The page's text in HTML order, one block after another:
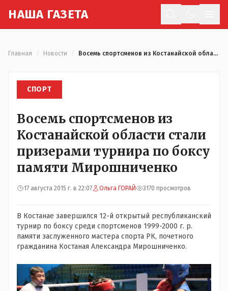
НАША ГАЗЕТА
Главная Новости Восемь спортсменов из Костанайской области стали призерами турнира по боксу памяти Мирошниченко
СПОРТ
Восемь спортсменов из
Костанайской области стали
призерами турнира по боксу
памяти Мирошниченко
17 августа 2015 г. в 22:07 Ольга ГОРАЙ 3170 просмотров
В Костанае завершился 12-й открытый республиканский
турнир по боксу среди спортсменов 1999-2000 г. р.
памяти заслуженного мастера спорта РК, почетного
гражданина Костаная Александра Мирошниченко.